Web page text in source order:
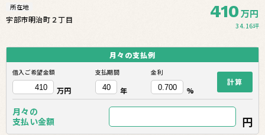
所在地
宇部市明治町２丁目 410万円
34.16坪
月々の支払例
借入ご希望金額
万円
支払期間
年
金利
%
計算
月々の
支払い金額
円